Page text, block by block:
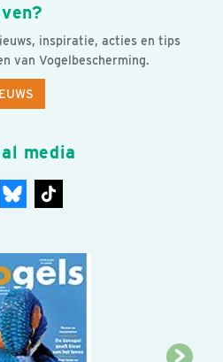
inspiratie, acties en tips
van Vogelbescherming.
media